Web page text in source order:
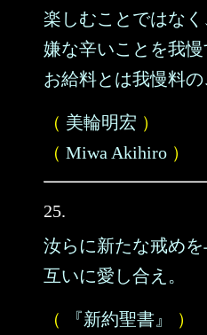
楽しむことではなく
嫌な辛いことを我慢
お給料とは我慢料の
（ 美輪明宏 ）
（ Miwa Akihiro ）
25.
汝らに新たな戒めを
互いに愛し合え。
（ 『新約聖書』
）